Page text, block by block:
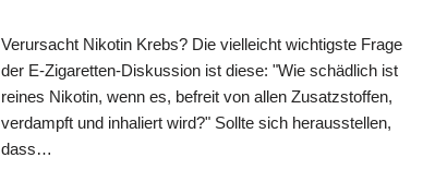
Verursacht Nikotin Krebs? Die vielleicht wichtigste Frage
der E-Zigaretten-Diskussion ist diese: "Wie schädlich ist
reines Nikotin, wenn es, befreit von allen Zusatzstoffen,
verdampft und inhaliert wird?" Sollte sich herausstellen,
dass…